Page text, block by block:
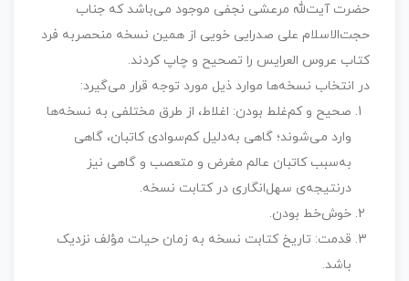
حضرت آیت‌ﷲ مرعشی نجفی موجود می‌باشد که جناب
حجت‌الاسلام علی صدرایی خویی از همین نسخه منحصربه فرد
کتاب عروس العرایس را تصحیح و چاپ کردند.
در انتخاب نسخه‌ها موارد ذیل مورد توجه قرار می‌گیرد:
صحیح و کم‌غلط بودن: اغلاط، از طرق مختلفی به نسخه‌ها
وارد می‌شوند؛ گاهی به‌دلیل کم‌سوادی کاتبان، گاهی
به‌سبب کاتبان عالم مغرض و متعصب و گاهی نیز
درنتیجه‌ی سهل‌انگاری در کتابت نسخه.
خوش‌خط بودن.
قدمت: تاریخ کتابت نسخه به زمان حیات مؤلف نزدیک
باشد.